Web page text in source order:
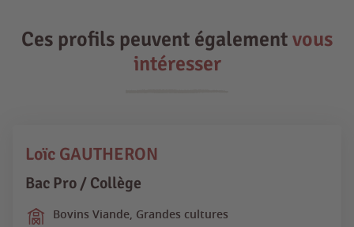
Ces profils peuvent égalementvous
intéresser
Loïc GAUTHERON
Bac Pro / Collège
Bovins Viande, Grandes cultures